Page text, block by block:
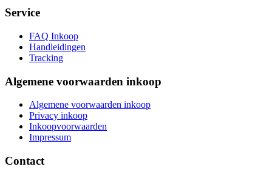
Service
FAQ Inkoop
Handleidingen
Tracking
Algemene voorwaarden inkoop
Algemene voorwaarden inkoop
Privacy inkoop
Inkoopvoorwaarden
Impressum
Contact